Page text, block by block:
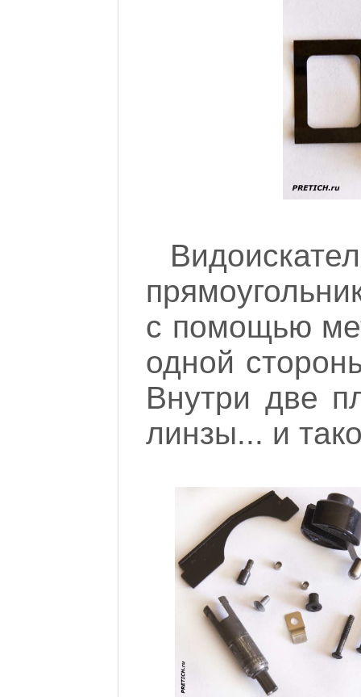
с помощью
одной
Внутри две
линзы... и